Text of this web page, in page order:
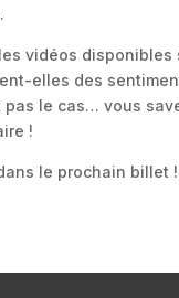
vidéos disponibles
elles des
pas le cas… vous
!
le prochain billet !